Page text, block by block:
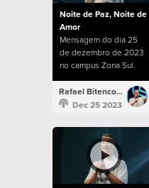
Noite de Paz, Noite de
Amor
Mensagem do dia 25
de dezembro de 2023
no campus Zona Sul.
Rafael Bitencourt
Dec 25 2023